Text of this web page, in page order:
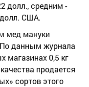
долл., средним -
США.
мед мануки
данным журнала
магазинах 0,5 кг
продается
сортов этого